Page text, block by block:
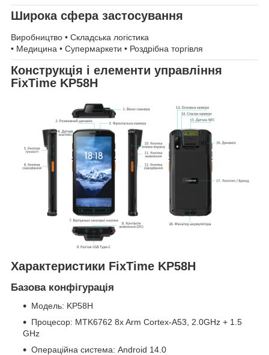
Широка сфера застосування
Виробництво • Складська логістика
• Медицина • Супермаркети • Роздрібна торгівля
Конструкція і елементи управління
FixTime KP58H
Характеристики FixTime KP58H
Базова конфігурація
Модель: KP58H
Процесор: MTK6762 8x Arm Cortex-A53, 2.0GHz + 1.5
GHz
Операційна система: Android 14.0